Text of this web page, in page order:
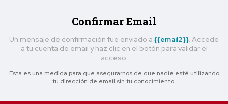
Confirmar Email
Un mensaje de confirmación fue enviado a {{email2}} . Accede
a tu cuenta de email y haz clic en el botón para validar el
acceso.
Esta es una medida para que asegurarnos de que nadie esté utilizando
tu dirección de email sin tu conocimiento.